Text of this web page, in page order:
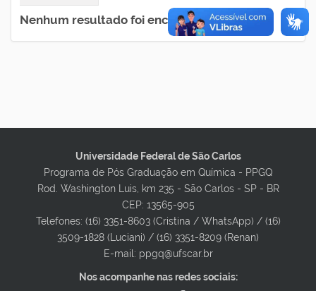
Nenhum resultado foi encontrado.
Universidade Federal de São Carlos
Programa de Pós Graduação em Química - PPGQ
Rod. Washington Luis, km 235 - São Carlos - SP - BR
CEP: 13565-905
Telefones: (16) 3351-8603 (Cristina / WhatsApp) / (16)
3509-1828 (Luciani) / (16) 3351-8209 (Renan)
E-mail: ppgq@ufscar.br
Nos acompanhe nas redes sociais: